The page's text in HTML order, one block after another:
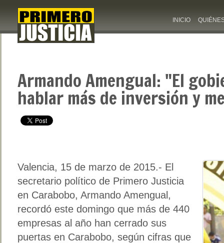
INICIO
Armando Amengual: "El
hablar más de inversión y
Valencia, 15 de marzo de 2015.- El
secretario político de Primero Justicia
en Carabobo, Armando Amengual,
recordó este domingo que más de 440
empresas al año han cerrado sus
puertas en Carabobo, según cifras que